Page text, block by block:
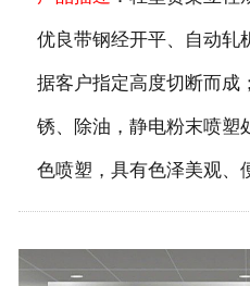
优良带钢经开平、自动轧
据客户指定高度切断而成
锈、除油，静电粉末喷塑
色喷塑，具有色泽美观、